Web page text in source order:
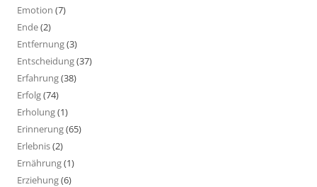
Emotion (7)
Ende(2)
Entfernung(3)
Entscheidung(37)
Erfahrung(38)
Erfolg(74)
Erholung(1)
Erinnerung(65)
Erlebnis(2)
Ernährung(1)
Erziehung(6)